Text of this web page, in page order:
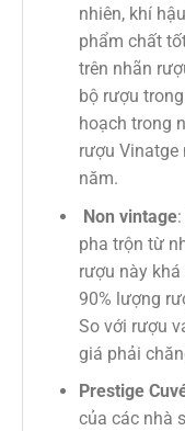
nhiên, khí
phẩm chất
trên nhãn
bộ rượu
hoạch trong
rượu Vinatge
năm.
Non vintage
pha trộn từ
rượu này
90% lượng
So với rượu
giá phải
Prestige
của các nhà